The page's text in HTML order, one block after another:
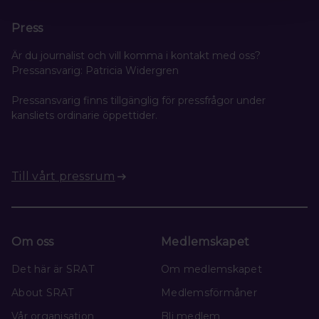
Press
Är du journalist och vill komma i kontakt med oss?
Pressansvarig: Patricia Widergren
Pressansvarig finns tillgänglig för pressfrågor under
kansliets ordinarie öppettider.
Till vårt pressrum
Om oss
Det här är SRAT
About SRAT
Vår organisation
Medlemskapet
Om medlemskapet
Medlemsförmåner
Bli medlem